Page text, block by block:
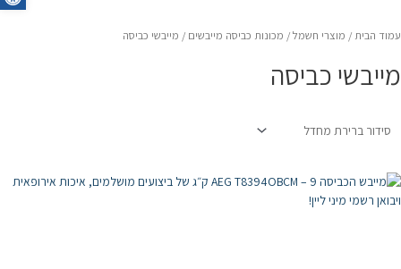
עמוד הבית / מוצרי חשמל/ מכונות כביסה מייבשים / מייבשי כביסה
מייבשי כביסה